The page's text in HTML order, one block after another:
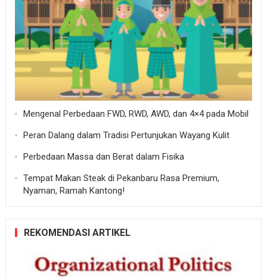
Mengenal Perbedaan FWD, RWD, AWD, dan 4×4 pada Mobil
Peran Dalang dalam Tradisi Pertunjukan Wayang Kulit
Perbedaan Massa dan Berat dalam Fisika
Tempat Makan Steak di Pekanbaru Rasa Premium,
Nyaman, Ramah Kantong!
REKOMENDASI ARTIKEL